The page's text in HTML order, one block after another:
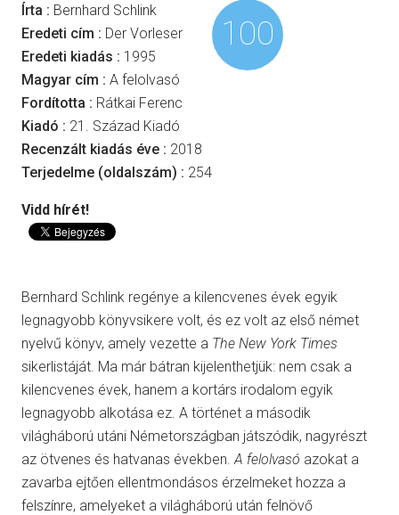
Írta : Bernhard Schlink
Eredeti cím : Der Vorleser
Eredeti kiadás : 1995
Magyar cím : A felolvasó
Fordította : Rátkai Ferenc
Kiadó : 21. Század Kiadó
Recenzált kiadás éve : 2018
Terjedelme (oldalszám) : 254
100
Vidd hírét!
Bernhard Schlink regénye a kilencvenes évek egyik
legnagyobb könyvsikere volt, és ez volt az első német
nyelvű könyv, amely vezette a The New York Times
sikerlistáját. Ma már bátran kijelenthetjük: nem csak a
kilencvenes évek, hanem a kortárs irodalom egyik
legnagyobb alkotása ez. A történet a második
világháború utáni Németországban játszódik, nagyrészt
az ötvenes és hatvanas években. A felolvasó azokat a
zavarba ejtően ellentmondásos érzelmeket hozza a
felszínre, amelyeket a világháború után felnövő